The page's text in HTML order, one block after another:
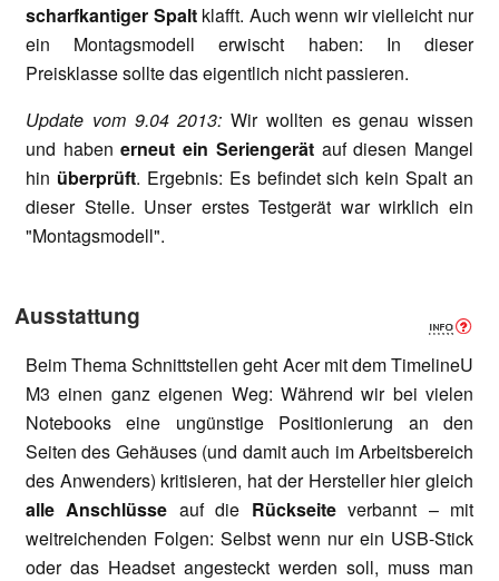
scharfkantiger Spaltklafft. Auch wenn wir vielleicht nur
ein Montagsmodell erwischt haben: In dieser
Preisklasse sollte das eigentlich nicht passieren.
Update vom 9.04 2013: Wir wollten es genau wissen
und habenerneut ein Seriengerätauf diesen Mangel
hin überprüft. Ergebnis: Es befindet sich kein Spalt an
dieser Stelle. Unser erstes Testgerät war wirklich ein
"Montagsmodell".
Ausstattung
Beim Thema Schnittstellen geht Acer mit dem TimelineU
M3 einen ganz eigenen Weg: Während wir bei vielen
Notebooks eine ungünstige Positionierung an den
Seiten des Gehäuses (und damit auch im Arbeitsbereich
des Anwenders) kritisieren, hat der Hersteller hier gleich
alle Anschlüsse auf die Rückseiteverbannt – mit
weitreichenden Folgen: Selbst wenn nur ein USB-Stick
oder das Headset angesteckt werden soll, muss man